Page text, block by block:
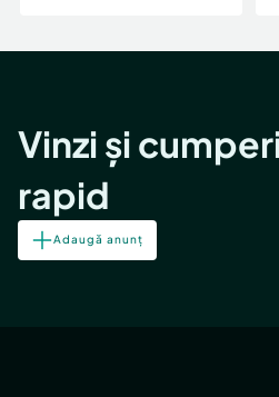
Vinzi și
rapid
Adaugă anunț